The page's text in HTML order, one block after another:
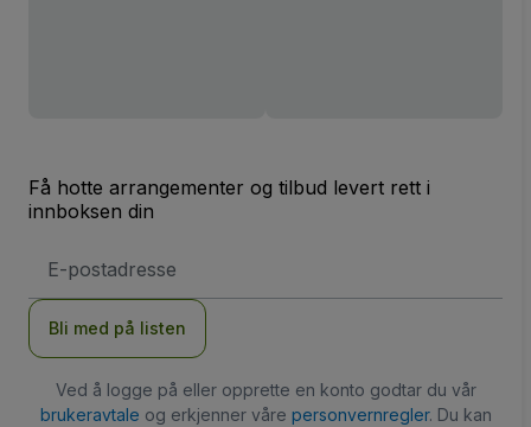
Få hotte arrangementer og tilbud levert rett i
innboksen din
postadresse
Bli med på listen
Ved å logge på eller opprette en konto godtar du vår
brukeravtale og erkjenner våre personvernregler. Du kan